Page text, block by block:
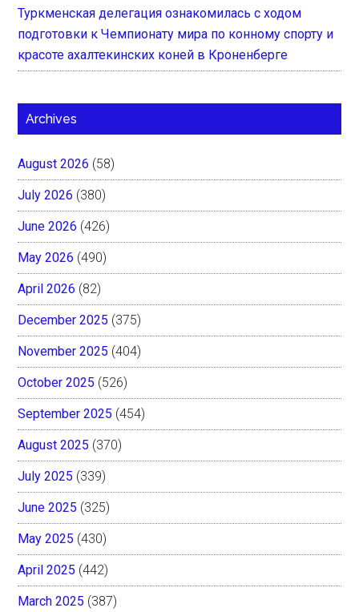
Туркменская делегация ознакомилась с ходом
подготовки к Чемпионату мира по конному спорту и
красоте ахалтекинских коней в Кроненберге
Archives
August 2026 (58)
July 2026 (380)
June 2026 (426)
May 2026 (490)
April 2026 (82)
December 2025 (375)
November 2025 (404)
October 2025 (526)
September 2025 (454)
August 2025 (370)
July 2025 (339)
June 2025 (325)
May 2025 (430)
April 2025 (442)
March 2025 (387)